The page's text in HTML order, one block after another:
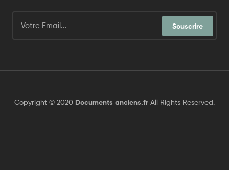
Souscrire
Copyright © 2020 Documents anciens.fr All Rights Reserved.